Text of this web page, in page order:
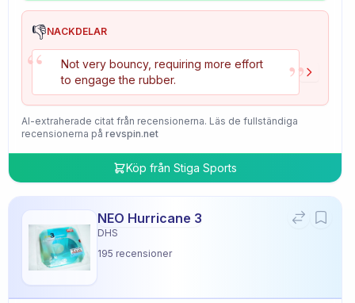
👎NACKDELAR
“
Not very bouncy, requiring more effort
to engage the rubber.
”
AI-extraherade citat från recensionerna. Läs de fullständiga
recensionerna på revspin.net
Köp från Stiga Sports
NEO Hurricane 3
DHS
195 recensioner